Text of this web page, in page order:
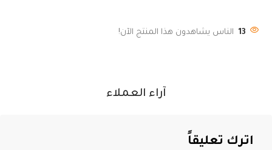
13 الناس يشاهدون هذا المنتج الآن!
آراء العملاء
اترك تعليقاً